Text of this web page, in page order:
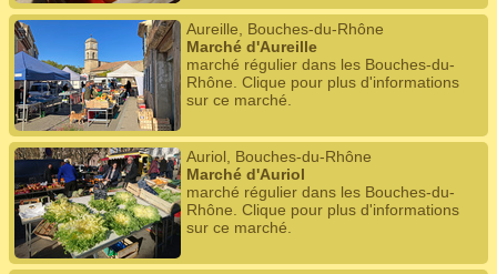
Aureille, Bouches-du-Rhône
Marché d'Aureille
marché régulier dans les Bouches-du-
Rhône. Clique pour plus d'informations
sur ce marché.
Auriol, Bouches-du-Rhône
Marché d'Auriol
marché régulier dans les Bouches-du-
Rhône. Clique pour plus d'informations
sur ce marché.